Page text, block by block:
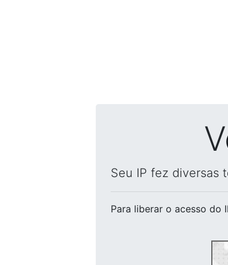
Seu IP fez diversas
Para liberar o acesso do